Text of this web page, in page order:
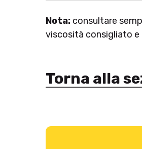
Nota: consultare
viscosità consigliato e
Torna alla